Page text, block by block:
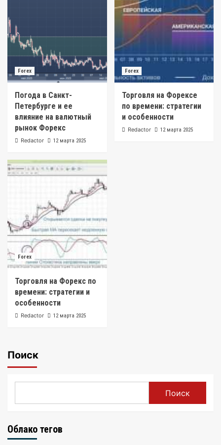
Forex
Погода в Санкт-
Петербурге и ее
влияние на валютный
рынок Форекс
Redactor 12 марта 2025
Forex
Торговля на Форексе
по времени: стратегии
и особенности
Redactor 12 марта 2025
Forex
Торговля на Форекс по
времени: стратегии и
особенности
Redactor 12 марта 2025
Поиск
Поиск
Облако тегов